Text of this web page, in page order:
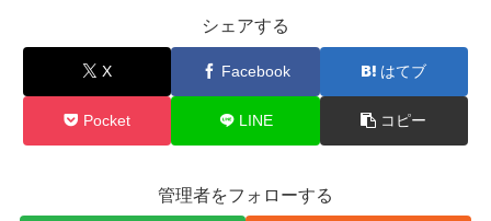
e
o
o
er
n
ot
e
シェアする
X Facebook はてブ
Pocket LINE コピー
管理者をフォローする